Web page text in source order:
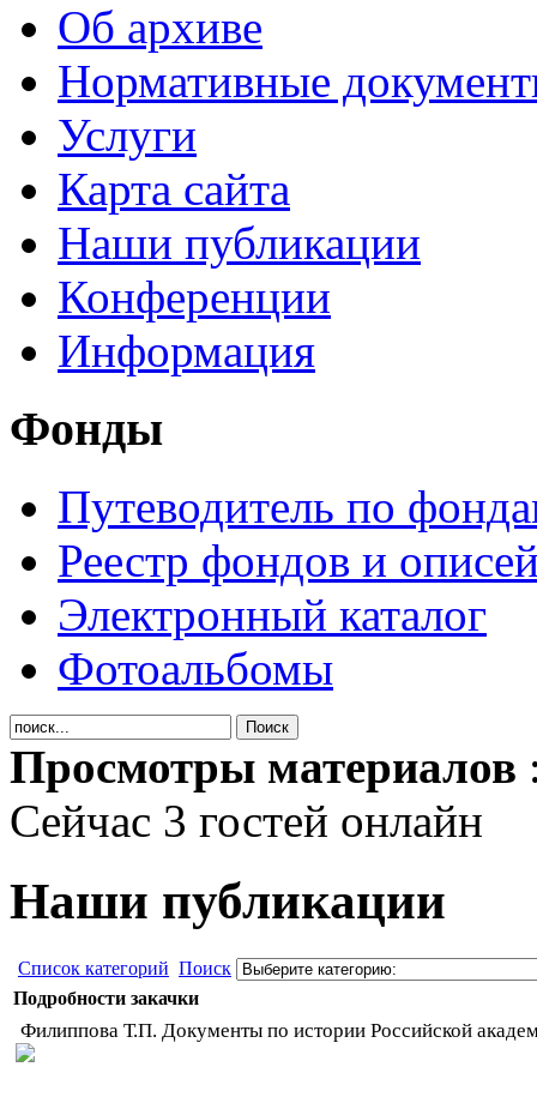
Об архиве
Нормативные
Услуги
Карта сайта
Наши публикации
Конференции
Информация
Фонды
Путеводитель по
Реестр фондов и
Электронный каталог
Фотоальбомы
Просмотры материалов
Сейчас 3 гостей онлайн
Наши публикации
Список категорий Поиск
Подробности закачки
Филиппова Т.П. Документы по истории Российской